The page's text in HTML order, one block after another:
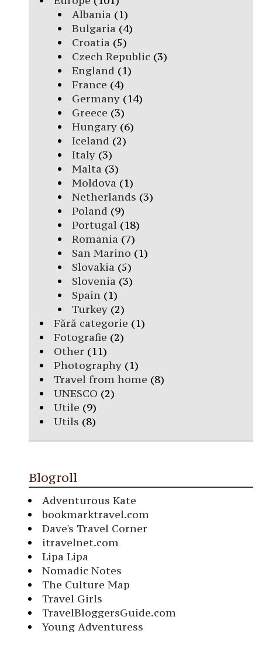
Albania (1)
Bulgaria (4)
Croatia (5)
Czech Republic (3)
England (1)
France (4)
Germany(14)
Greece (3)
Hungary(6)
Iceland (2)
Italy(3)
Malta (3)
Moldova (1)
Netherlands (3)
Poland (9)
Portugal(18)
Romania (7)
San Marino (1)
Slovakia (5)
Slovenia (3)
Spain(1)
Turkey(2)
Fără categorie (1)
Fotografie (2)
Other (11)
Photography (1)
Travel from home (8)
UNESCO (2)
Utile (9)
Utils (8)
Blogroll
Adventurous Kate
bookmarktravel.com
Dave's Travel Corner
itravelnet.com
Lipa Lipa
Nomadic Notes
The Culture Map
Travel Girls
TravelBloggersGuide.com
Young Adventuress